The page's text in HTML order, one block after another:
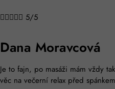
 5/5
Dana Moravcová
Je to fajn, po masáži mám vždy
věc na večerní relax před